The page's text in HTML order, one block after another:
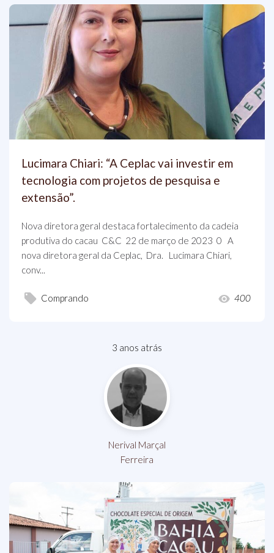
Lucimara Chiari: “A Ceplac vai investir em
tecnologia com projetos de pesquisa e
extensão”.
Nova diretora geral destaca fortalecimento da cadeia
produtiva do cacau C&C 22 de março de 2023 0 A
nova diretora geral da Ceplac, Dra. Lucimara Chiari,
conv...
Comprando 400
3 anos atrás
Nerival Marçal
Ferreira